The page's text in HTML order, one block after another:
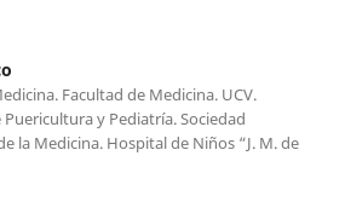
Facultad de Medicina. UCV.
y Pediatría. Sociedad
la Medicina. Hospital de Niños “J. M. de